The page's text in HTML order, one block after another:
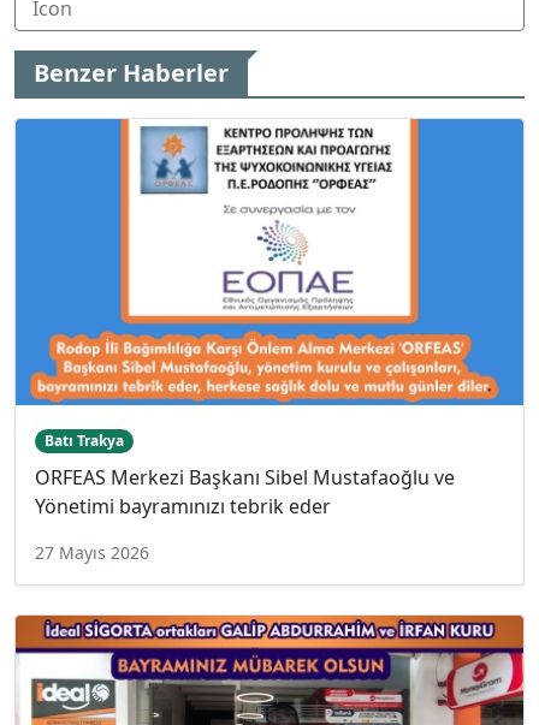
Benzer Haberler
Batı Trakya
ORFEAS Merkezi Başkanı Sibel Mustafaoğlu ve
Yönetimi bayramınızı tebrik eder
27 Mayıs 2026